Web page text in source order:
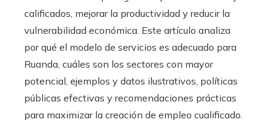
calificados, mejorar la productividad y reducir la
vulnerabilidad económica. Este artículo analiza
por qué el modelo de servicios es adecuado para
Ruanda, cuáles son los sectores con mayor
potencial, ejemplos y datos ilustrativos, políticas
públicas efectivas y recomendaciones prácticas
para maximizar la creación de empleo cualificado.